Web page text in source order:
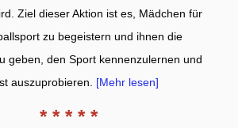
Ziel dieser Aktion ist es, Mädchen für
zu begeistern und ihnen die
geben, den Sport kennenzulernen und
auszuprobieren. [Mehr lesen]
* * * * *